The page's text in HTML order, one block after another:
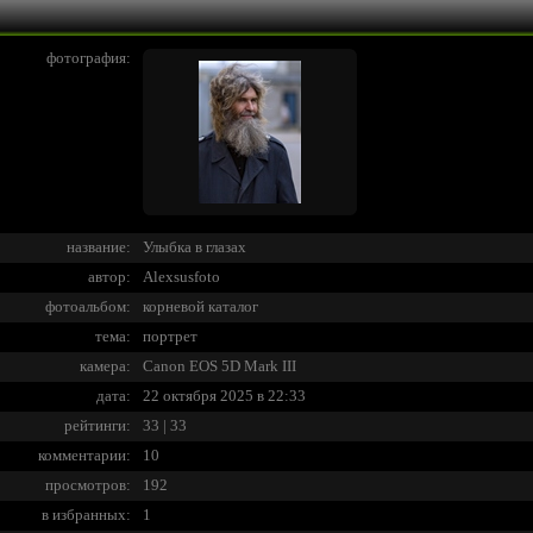
фотография:
название:
Улыбка в глазах
автор:
Alexsusfoto
фотоальбом:
корневой каталог
тема:
портрет
камера:
Canon EOS 5D Mark III
дата:
22 октября 2025 в 22:33
рейтинги:
33 | 33
комментарии:
10
просмотров:
192
в избранных:
1